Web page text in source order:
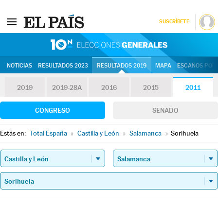
SUSCRÍBETE
NOTICIAS RESULTADOS 2023 RESULTADOS 2019 MAPA ESCAÑOS
2019 2019-28A 2016 2015 2011
CONGRESO SENADO
Estás en: Total España » Castilla y León » Salamanca » Sorihuela